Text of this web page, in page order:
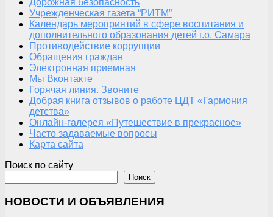
Дорожная безопасность
Учрежденческая газета “РИТМ”
Календарь мероприятий в сфере воспитания и
дополнительного образования детей г.о. Самара
Противодействие коррупции
Обращения граждан
Электронная приемная
Мы Вконтакте
Горячая линия. Звоните
Добрая книга отзывов о работе ЦДТ «Гармония
детства»
Онлайн-галерея «Путешествие в прекрасное»
Часто задаваемые вопросы
Карта сайта
Поиск по сайту
Поиск
НОВОСТИ И ОБЪЯВЛЕНИЯ